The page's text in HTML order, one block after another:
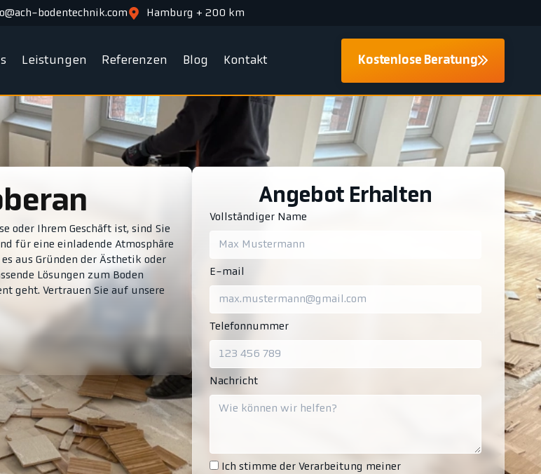
bodentechnik.com Hamburg + 200 km
Leistungen Referenzen Blog Kontakt Kostenlose Beratung
oder Ihrem Geschäft ist, sind Sie
für eine einladende Atmosphäre
aus Gründen der Ästhetik oder
Lösungen zum Boden
geht. Vertrauen Sie auf unsere
Angebot Erhalten
Vollständiger Name
E-mail
Telefonnummer
Nachricht
Ich stimme der Verarbeitung meiner